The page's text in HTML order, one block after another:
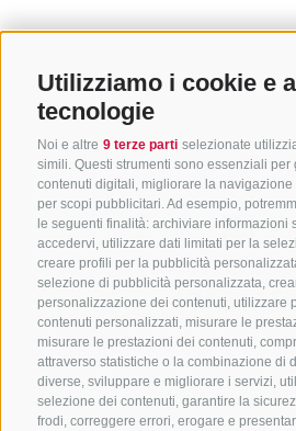
Utilizziamo i cookie e
tecnologie
Noi e altre 9 terze parti selezionate
simili. Questi strumenti sono essenziali
contenuti digitali, migliorare la
per scopi pubblicitari. Ad esempio,
le seguenti finalità: archiviare informazioni
accedervi, utilizzare dati limitati per la
creare profili per la pubblicità
selezione di pubblicità personalizzata,
personalizzazione dei contenuti, utilizzare
contenuti personalizzati, misurare le
misurare le prestazioni dei contenuti,
attraverso statistiche o la combinazione di
diverse, sviluppare e migliorare i servizi,
selezione dei contenuti, garantire la
frodi, correggere errori, erogare e
+39 0472 765325/+39 0472
632372
info@sterzing-